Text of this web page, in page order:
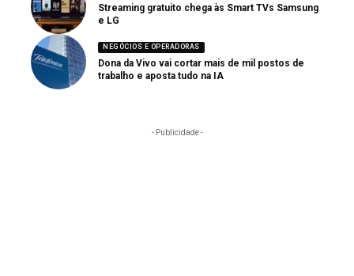
Streaming gratuito chega às Smart TVs Samsung
e LG
NEGÓCIOS E OPERADORAS
Dona da Vivo vai cortar mais de mil postos de
trabalho e aposta tudo na IA
- Publicidade -